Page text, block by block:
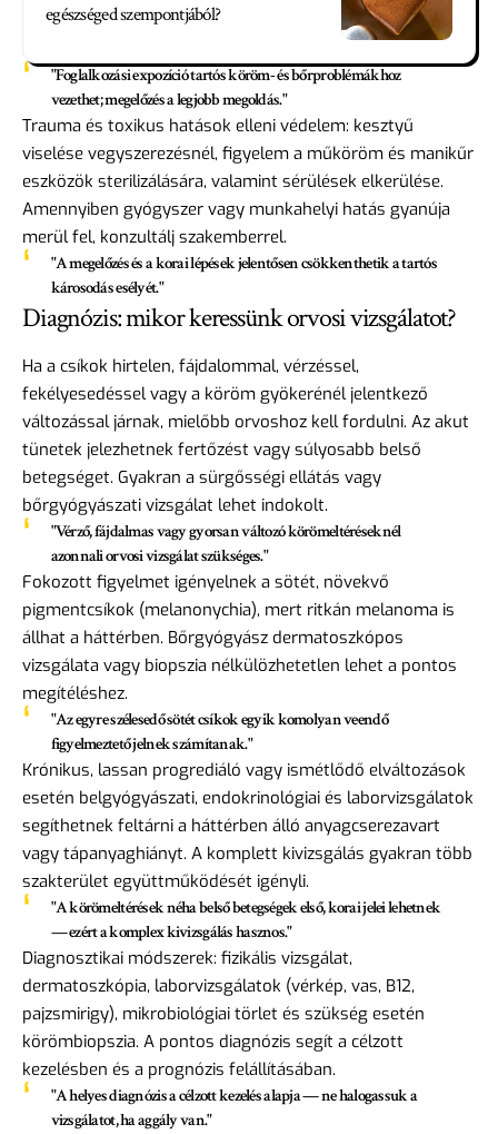
egészséged szempontjából?
"Foglalkozási expozíció tartós köröm- és bőrproblémákhoz
vezethet; megelőzés a legjobb megoldás."
Trauma és toxikus hatások elleni védelem: kesztyű
viselése vegyszerezésnél, figyelem a műköröm és manikűr
eszközök sterilizálására, valamint sérülések elkerülése.
Amennyiben gyógyszer vagy munkahelyi hatás gyanúja
merül fel, konzultálj szakemberrel.
"A megelőzés és a korai lépések jelentősen csökkenthetik a tartós
károsodás esélyét."
Diagnózis: mikor keressünk orvosi vizsgálatot?
Ha a csíkok hirtelen, fájdalommal, vérzéssel,
fekélyesedéssel vagy a köröm gyökerénél jelentkező
változással járnak, mielőbb orvoshoz kell fordulni. Az akut
tünetek jelezhetnek fertőzést vagy súlyosabb belső
betegséget. Gyakran a sürgősségi ellátás vagy
bőrgyógyászati vizsgálat lehet indokolt.
"Vérző, fájdalmas vagy gyorsan változó körömeltéréseknél
azonnali orvosi vizsgálat szükséges."
Fokozott figyelmet igényelnek a sötét, növekvő
pigmentcsíkok (melanonychia), mert ritkán melanoma is
állhat a háttérben. Bőrgyógyász dermatoszkópos
vizsgálata vagy biopszia nélkülözhetetlen lehet a pontos
megítéléshez.
"Az egyre szélesedő sötét csíkok egyik komolyan veendő
figyelmeztető jelnek számítanak."
Krónikus, lassan progrediáló vagy ismétlődő elváltozások
esetén belgyógyászati, endokrinológiai és laborvizsgálatok
segíthetnek feltárni a háttérben álló anyagcserezavart
vagy tápanyaghiányt. A komplett kivizsgálás gyakran több
szakterület együttműködését igényli.
"A körömeltérések néha belső betegségek első, korai jelei lehetnek
— ezért a komplex kivizsgálás hasznos."
Diagnosztikai módszerek: fizikális vizsgálat,
dermatoszkópia, laborvizsgálatok (vérkép, vas, B12,
pajzsmirigy), mikrobiológiai törlet és szükség esetén
körömbiopszia. A pontos diagnózis segít a célzott
kezelésben és a prognózis felállításában.
"A helyes diagnózis a célzott kezelés alapja — ne halogassuk a
vizsgálatot, ha aggály van."